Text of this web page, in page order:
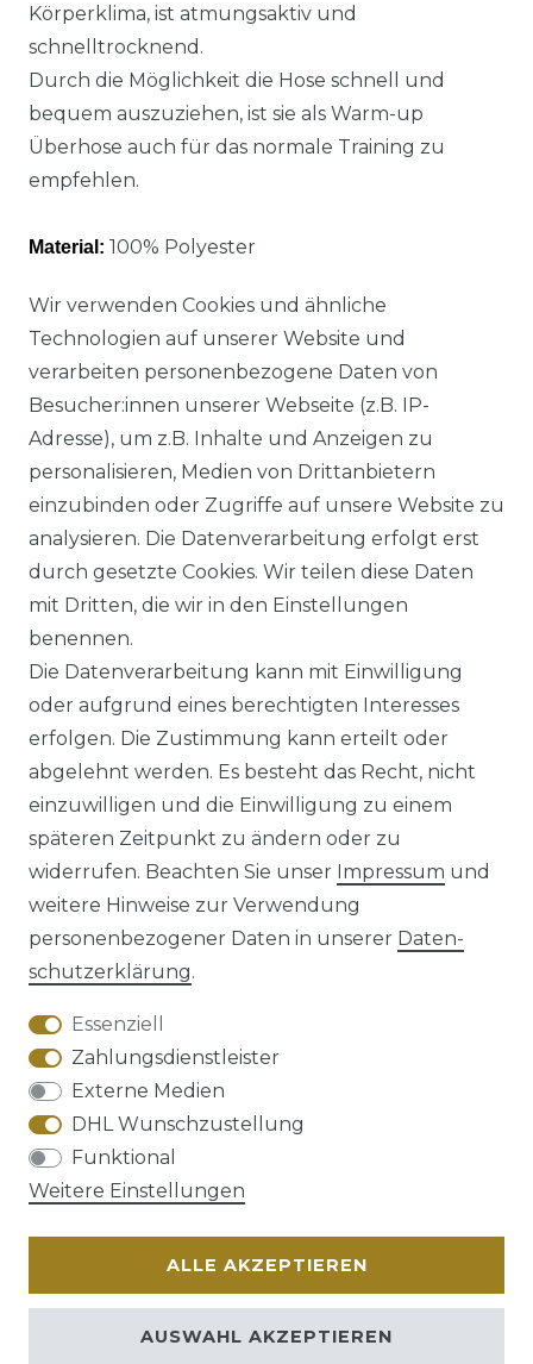
Körperklima, ist atmungsaktiv und
schnelltrocknend.
Durch die Möglichkeit die Hose schnell und
bequem auszuziehen, ist sie als Warm-up
Überhose auch für das normale Training zu
empfehlen.
Material: 100% Polyester
Ähnlicher Artikel
Artikelpaket :
UVP 59,95 €
ab 58,95 € *
Impressum Daten­schutz­erklärung
AGB Barrierefreiheitserklärung
Widerrufs­recht
Wir verwenden Cookies und ähnliche
Technologien auf unserer Website und
verarbeiten personenbezogene Daten von
Besucher:innen unserer Webseite (z.B. IP-
Adresse), um z.B. Inhalte und Anzeigen zu
personalisieren, Medien von Drittanbietern
einzubinden oder Zugriffe auf unsere Website zu
analysieren. Die Datenverarbeitung erfolgt erst
durch gesetzte Cookies. Wir teilen diese Daten
mit Dritten, die wir in den Einstellungen
benennen.
Die Datenverarbeitung kann mit Einwilligung
oder aufgrund eines berechtigten Interesses
erfolgen. Die Zustimmung kann erteilt oder
abgelehnt werden. Es besteht das Recht, nicht
einzuwilligen und die Einwilligung zu einem
späteren Zeitpunkt zu ändern oder zu
widerrufen. Beachten Sie unser Impressum und
weitere Hinweise zur Verwendung
personenbezogener Daten in unserer Daten­
schutz­erklärung.
Essenziell
Zahlungsdienstleister
Externe Medien
DHL Wunschzustellung
Funktional
Weitere Einstellungen
ALLE AKZEPTIEREN
AUSWAHL AKZEPTIEREN